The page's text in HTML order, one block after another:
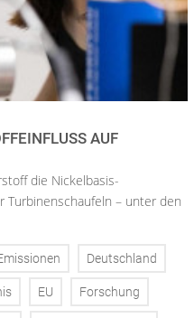
AUF
die Nickelbasis-
Turbinenschaufeln – unter den
Deutschland
EU Forschung